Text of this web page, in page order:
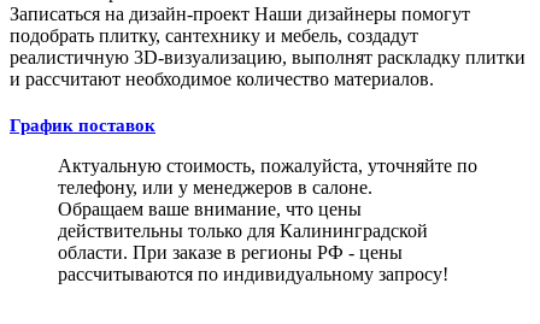
Записаться на дизайн-проект Наши дизайнеры помогут
подобрать плитку, сантехнику и мебель, создадут
реалистичную 3D-визуализацию, выполнят раскладку плитки
и рассчитают необходимое количество материалов.
График поставок
Актуальную стоимость, пожалуйста, уточняйте по
телефону, или у менеджеров в салоне.
Обращаем ваше внимание, что цены
действительны только для Калининградской
области. При заказе в регионы РФ - цены
рассчитываются по индивидуальному запросу!